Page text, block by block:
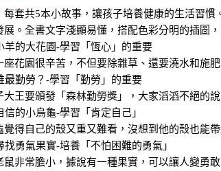
共5本小故事，讓孩子培養健康的生活習慣
展。全書文字淺顯易懂，搭配色彩分明的插圖
羊的大花園-學習「恆心」的重要
座花園很辛苦，不但要除雜草、還要澆水和施
最勤勞？-學習「勤勞」的重要
大王要頒發「森林勤勞獎」，大家滔滔不絕的
信的小烏龜-學習「肯定自己」
覺得自己的殼又重又難看，沒想到他的殼也能
找勇氣果實-培養「不怕困難的勇氣」
鼠非常膽小，據說有一種果實，可以讓人變勇